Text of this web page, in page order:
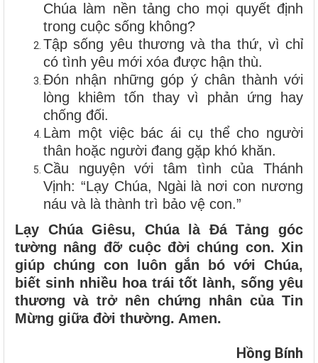
Chúa làm nền tảng cho mọi quyết định
trong cuộc sống không?
Tập sống yêu thương và tha thứ, vì chỉ
có tình yêu mới xóa được hận thù.
Đón nhận những góp ý chân thành với
lòng khiêm tốn thay vì phản ứng hay
chống đối.
Làm một việc bác ái cụ thể cho người
thân hoặc người đang gặp khó khăn.
Cầu nguyện với tâm tình của Thánh
Vịnh: “Lạy Chúa, Ngài là nơi con nương
náu và là thành trì bảo vệ con.”
Lạy Chúa Giêsu, Chúa là Đá Tảng góc
tường nâng đỡ cuộc đời chúng con. Xin
giúp chúng con luôn gắn bó với Chúa,
biết sinh nhiều hoa trái tốt lành, sống yêu
thương và trở nên chứng nhân của Tin
Mừng giữa đời thường. Amen.
Hồng Bính